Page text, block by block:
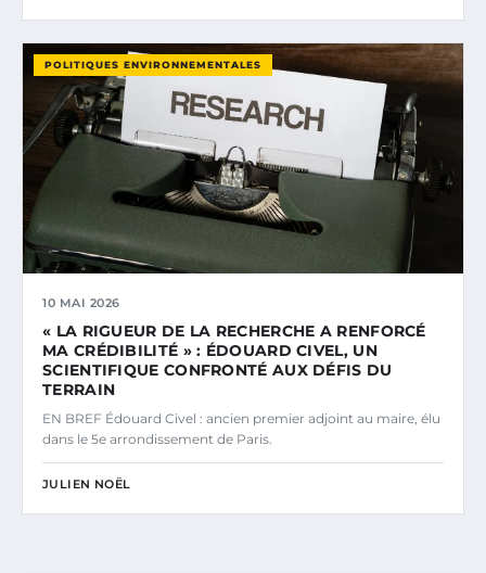
POLITIQUES ENVIRONNEMENTALES
10 MAI 2026
« LA RIGUEUR DE LA RECHERCHE A RENFORCÉ
MA CRÉDIBILITÉ » : ÉDOUARD CIVEL, UN
SCIENTIFIQUE CONFRONTÉ AUX DÉFIS DU
TERRAIN
EN BREF Édouard Civel : ancien premier adjoint au maire, élu
dans le 5e arrondissement de Paris.
JULIEN NOËL